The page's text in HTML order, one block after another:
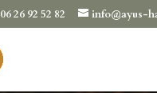
06 26 92 52 82 info@ayus-